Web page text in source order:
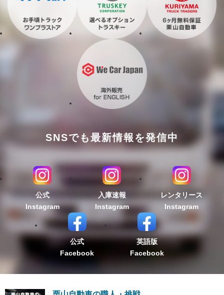
SNSでも最新情報を発信中
公式
Instagram
入庫速報
Instagram
レンタリース
Instagram
公式
Facebook
英語版
Facebook